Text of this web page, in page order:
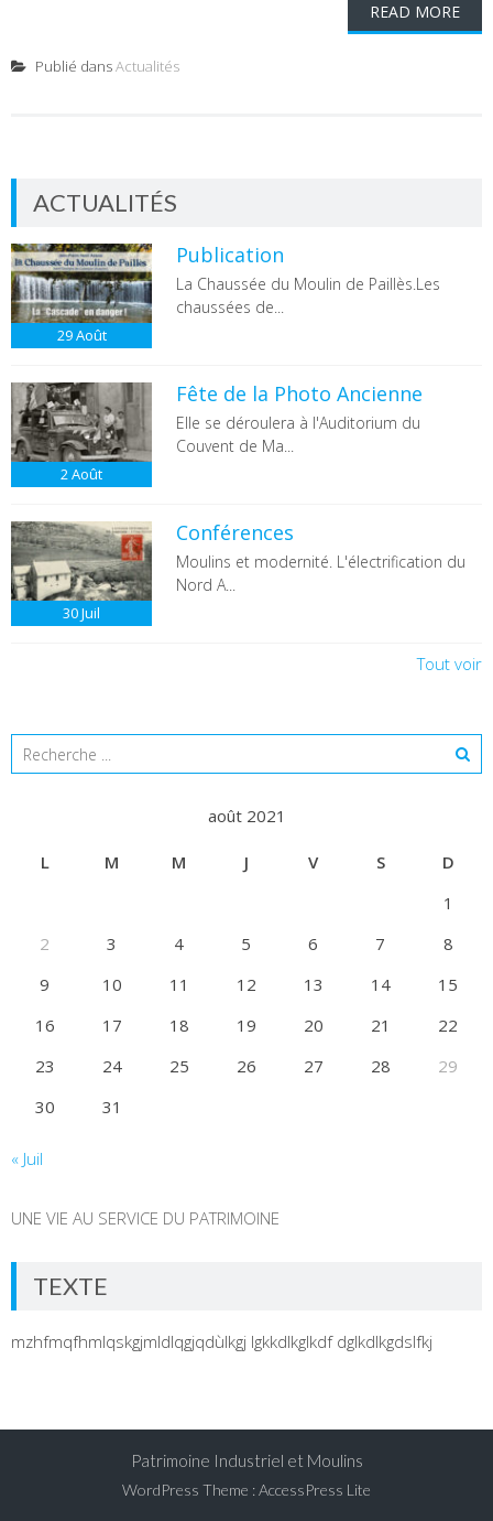
READ MORE
Publié dansActualités
ACTUALITÉS
29Août
Publication
La Chaussée du Moulin de Paillès.Les
chaussées de...
2Août
Fête de la Photo Ancienne
Elle se déroulera à l'Auditorium du
Couvent de Ma...
30Juil
Conférences
Moulins et modernité. L'électrification du
Nord A...
Tout voir
août 2021
L M M J V S
D
1
2
3 4 5 6 7
8
9
10 11 12 13 14
15
16
17 18 19 20 21
22
23
24 25 26 27 28
29
30
31
« Juil
UNE VIE AU SERVICE DU PATRIMOINE
TEXTE
mzhfmqfhmlqskgjmldlqgjqdùlkgj lgkkdlkglkdf dglkdlkgdslfkj
Patrimoine Industriel et Moulins
WordPress Theme :AccessPress Lite